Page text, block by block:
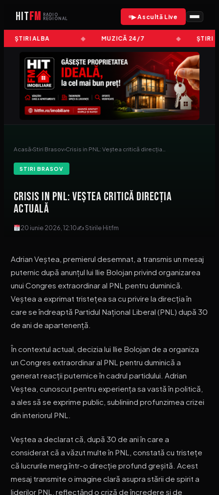
HITFM
RADIO
REGIONAL
▶ Ascultă Live
ȘTIRI ALBA MUZICĂ 24/7 ȘTIRI
Acasă›Stiri Brasov›Crisis in PNL: Veștea critică direcția…
STIRI BRASOV
Crisis in PNL: Veștea critică direcția
actuală
20 iunie 2026, 12:10✍ Stirile Hitfm
Adrian Veștea, premierul desemnat, a transmis un mesaj
puternic după anunțul lui Ilie Bolojan privind organizarea
unui Congres extraordinar al PNL pentru duminică.
Veștea a exprimat tristețea sa cu privire la direcția în
care se îndreaptă Partidul Național Liberal (PNL) după 30
de ani de apartenență.
În contextul actual, decizia lui Ilie Bolojan de a organiza
un Congres extraordinar al PNL pentru duminică a
generat reacții puternice în cadrul partidului. Adrian
Veștea, cunoscut pentru experiența sa vastă în politică,
a ales să se exprime public, subliniind profunzimea crizei
din interiorul PNL.
Veștea a declarat că, după 30 de ani în care a
considerat că a văzut multe în PNL, constată cu tristețe
că lucrurile merg într-o direcție profund greșită. Acest
mesaj transmite o imagine clară asupra stării de spirit a
liderilor PNL, reflectând o criză de încredere și de